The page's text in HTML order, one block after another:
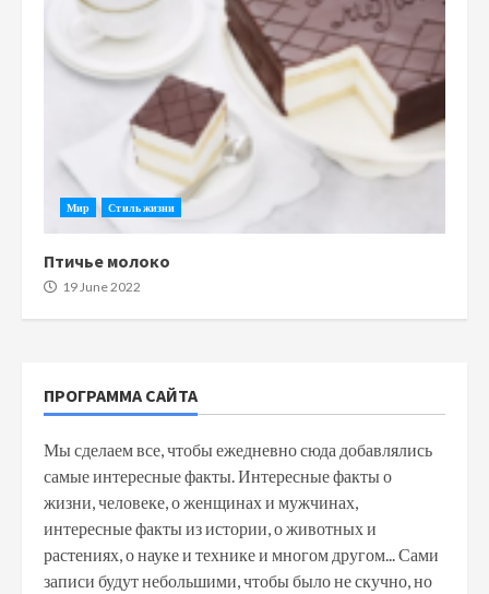
Мир Стиль жизни
Птичье молоко
19 June 2022
ПРОГРАММА САЙТА
Мы сделаем все, чтобы ежедневно сюда добавлялись
самые интересные факты. Интересные факты о
жизни, человеке, о женщинах и мужчинах,
интересные факты из истории, о животных и
растениях, о науке и технике и многом другом... Сами
записи будут небольшими, чтобы было не скучно, но